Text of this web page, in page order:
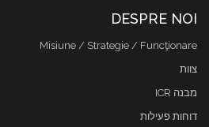
DESPRE NOI
Misiune / Strategie / Funcţionare
צוות
מבנה ICR
דוחות פעילות